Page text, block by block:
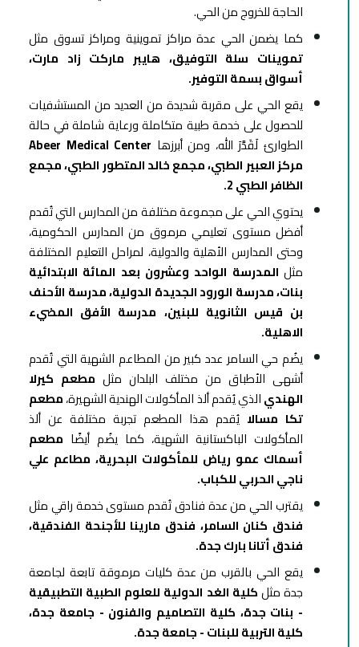
الحاجة للخروج من الحي.
كما يضمن الحي عدة مراكز تموينية ومراكز تسوق مثل
تموينات سلة التوفيق، هايبر ماركت زاد مارت،
أسواق بسمة التوفير.
يقع الحي على مقربة شديدة من العديد من المستشفيات
للحصول على خدمة طبية متكاملة ورعاية شاملة في حالة
الطوارئ لَقَدَّرَ الله، ومن أبرزها Abeer Medical Center
مركز العبير الطبي، مجمع خالد المتطور الطبي، مجمع
الظافر الطبي 2.
يحتوي الحي على مجموعة مختلفة من المدارس التي تُقدم
أفضل مستوى تعليمي مرموق من المدارس الحكومية،
وحتى المدارس الأهلية والدولية، لمراحل التعليم المختلفة
مثل المدرسة الواحد وعشرون بعد المائة الابتدائية
بنات، مدرسة الورود الجديدة الدولية، مدرسة الأحنف
بن قيس الثانوية للبنين، مدرسة الأفق المضيء
الاهلية.
يضُم حي السامر عدد كبير من المطاعم الشهية التي تُقدم
أشهى الأطباق من مختلف البلدان مثل مطعم كيرلا
الهنديالذي يُقدم ألذ المأكولات الهندية الشهيرة،مطعم
تكا مسالا يُقدم هذا المطعم تجربة مختلفة عن ألذ
المأكولات الباكستانية الشهية، كما يضُم أيضًا مطعم
أسماك عمو رياض للمأكولات البحرية، مطاعم علي
ناجي الحربي للكباب.
يقترب الحي من عدة فنادق تُقدم مستوى خدمة راقي مثل
فندق كنان السامر، فندق مارينا للأجنحة الفندقية،
فندق أتانا بارك جدة.
يقع الحي بالقرب من عدة كليات مرموقة تابعة لجامعة
جدة مثلكلية الغد الدولية للعلوم الطبية التطبيقية
- بنات جدة، كلية التصاميم والفنون - جامعة جدة،
كلية التربية للبنات - جامعة جدة.